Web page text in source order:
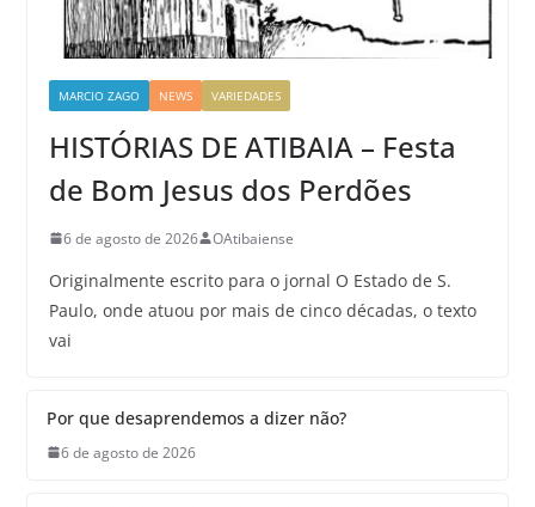
MARCIO ZAGO NEWS VARIEDADES
HISTÓRIAS DE ATIBAIA – Festa
de Bom Jesus dos Perdões
6 de agosto de 2026 OAtibaiense
Originalmente escrito para o jornal O Estado de S.
Paulo, onde atuou por mais de cinco décadas, o texto
vai
Por que desaprendemos a dizer não?
6 de agosto de 2026